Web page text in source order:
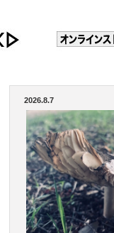
2026.8.7